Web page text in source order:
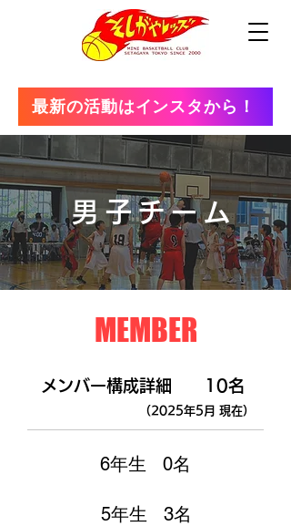
最新の活動はインスタから！
男子チーム
MEMBER
メンバー構成詳細 10名
（2025年5月 現在）
6年生 0名
5年生 3名